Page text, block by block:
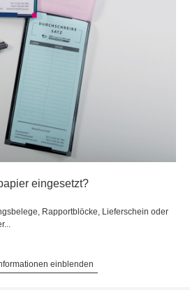
eingesetzt?
Rapportblöcke, Lieferschein oder
einblenden